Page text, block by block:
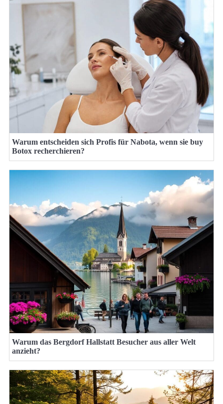
Warum entscheiden sich Profis für Nabota, wenn sie buy
Botox recherchieren?
Warum das Bergdorf Hallstatt Besucher aus aller Welt
anzieht?